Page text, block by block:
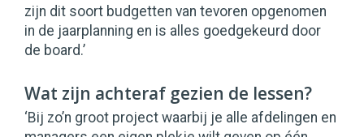
zijn dit soort budgetten van tevoren opgenomen
in de jaarplanning en is alles goedgekeurd door
de board.’
Wat zijn achteraf gezien de lessen?
‘Bij zo’n groot project waarbij je alle afdelingen en